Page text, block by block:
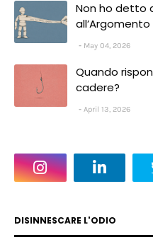
Non ho detto
May 04, 2026
Quando
cadere?
April 13, 2026
DISINNESCARE L'ODIO